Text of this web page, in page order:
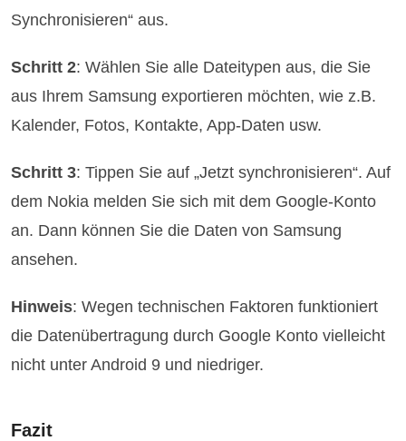
Synchronisieren“ aus.
Schritt 2: Wählen Sie alle Dateitypen aus, die Sie
aus Ihrem Samsung exportieren möchten, wie z.B.
Kalender, Fotos, Kontakte, App-Daten usw.
Schritt 3: Tippen Sie auf „Jetzt synchronisieren“. Auf
dem Nokia melden Sie sich mit dem Google-Konto
an. Dann können Sie die Daten von Samsung
ansehen.
Hinweis: Wegen technischen Faktoren funktioniert
die Datenübertragung durch Google Konto vielleicht
nicht unter Android 9 und niedriger.
Fazit